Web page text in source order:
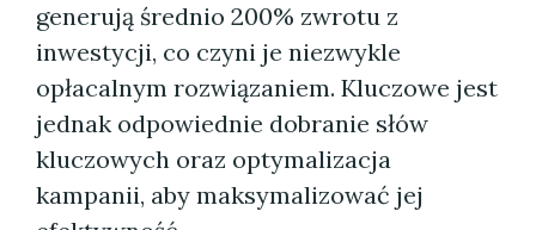
generują średnio 200% zwrotu z
inwestycji, co czyni je niezwykle
opłacalnym rozwiązaniem. Kluczowe jest
jednak odpowiednie dobranie słów
kluczowych oraz optymalizacja
kampanii, aby maksymalizować jej